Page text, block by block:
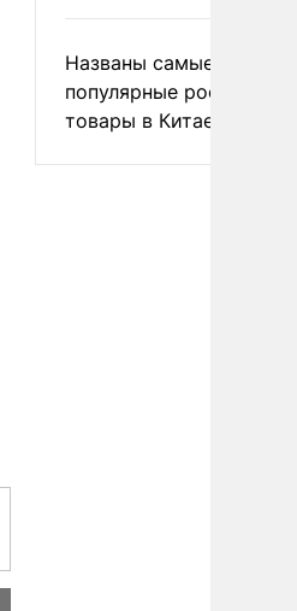
Названы самые
популярные российские
товары в Китае